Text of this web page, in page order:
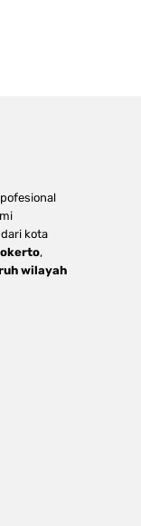
kota
,
wilayah